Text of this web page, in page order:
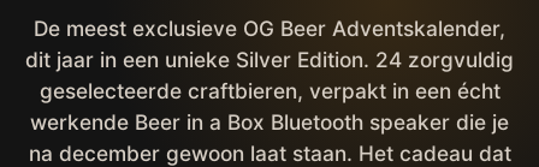
De meest exclusieve OG Beer Adventskalender,
dit jaar in een unieke Silver Edition. 24 zorgvuldig
geselecteerde craftbieren, verpakt in een écht
werkende Beer in a Box Bluetooth speaker die je
na december gewoon laat staan. Het cadeau dat